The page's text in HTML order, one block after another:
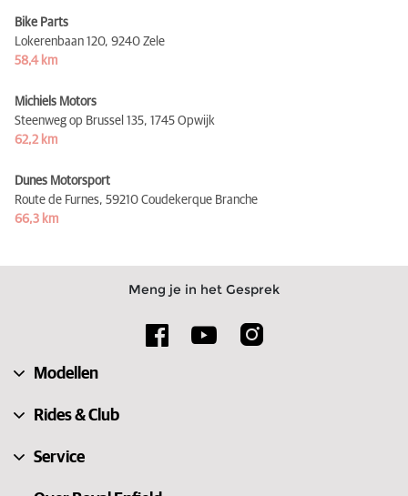
Bike Parts
Lokerenbaan 120, 9240 Zele
58,4 km
Michiels Motors
Steenweg op Brussel 135, 1745 Opwijk
62,2 km
Dunes Motorsport
Route de Furnes, 59210 Coudekerque Branche
66,3 km
Meng je in het Gesprek
Modellen
Rides & Club
Service